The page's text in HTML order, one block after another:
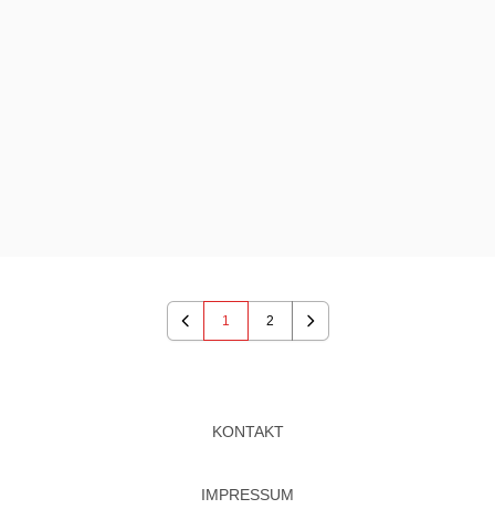
Previous
1 2
Next
KONTAKT
IMPRESSUM